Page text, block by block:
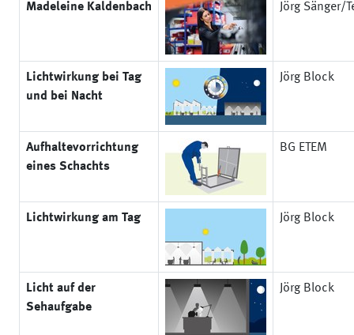
Madeleine Kaldenbach Jörg Sänger/
Lichtwirkung bei Tag
und bei Nacht
Jörg Block
Aufhaltevorrichtung
eines Schachts
BG ETEM
Lichtwirkung am Tag Jörg Block
Licht auf der
Sehaufgabe
Jörg Block